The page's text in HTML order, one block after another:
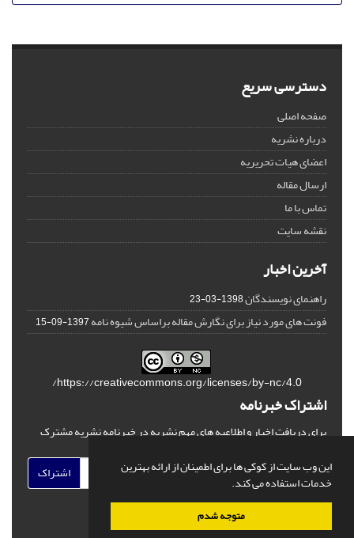
این وب سایت از کوکی ها برای اطمینان از ارائه بهترین
خدمات استفاده می کند.
متوجه شدم
دسترسی سریع
صفحه اصلی
درباره نشریه
اعضای هیات تحریریه
ارسال مقاله
تماس با ما
نقشه سایت
آخرین اخبار
راهنمای نویسندگان1398-03-23
فونت های مورد نیاز برای نگارش مقاله براساس شیوه نامه1397-09-15
https://creativecommons.org/licenses/by-nc/4.0/
اشتراک خبرنامه
برای دریافت اخبار و اطلاعیه های مهم نشریه در خبرنامه نشریه مشترک
اشتراک